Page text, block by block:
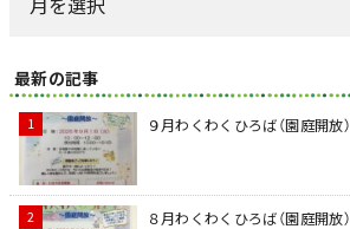
最新の記事
９月わくわくひろば（園庭開放）
８月わくわくひろば（園庭開放）